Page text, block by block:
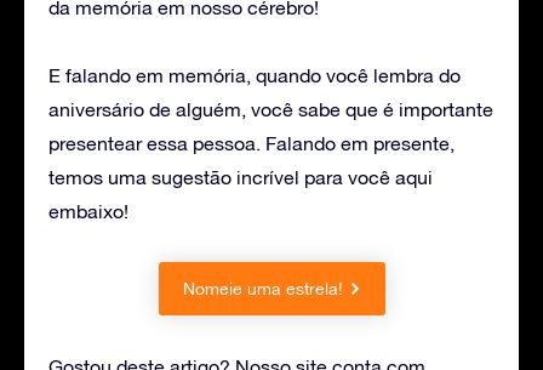
da memória em nosso cérebro!
E falando em memória, quando você lembra do
aniversário de alguém, você sabe que é importante
presentear essa pessoa. Falando em presente,
temos uma sugestão incrível para você aqui
embaixo!
Nomeie uma estrela!